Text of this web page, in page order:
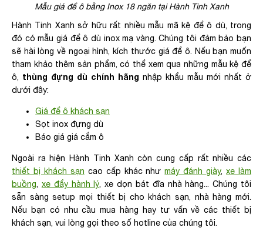
Mẫu giá để ô bằng Inox 18 ngăn tại Hành Tinh Xanh
Hành Tinh Xanh sở hữu rất nhiều mẫu mã kệ để ô dù, trong
đó có mẫu giá để ô dù inox mạ vàng. Chúng tôi đảm bảo bạn
sẽ hài lòng về ngoại hình, kích thước giá để ô. Nếu bạn muốn
tham khảo thêm sản phẩm, có thể xem qua những mẫu kệ để
ô, thùng đựng dù chính hãng nhập khẩu mẫu mới nhất ở
dưới đây:
Giá để ô khách sạn
Sọt inox đựng dù
Báo giá giá cắm ô
Ngoài ra hiện Hành Tinh Xanh còn cung cấp rất nhiều các
thiết bị khách sạn cao cấp khác nhưmáy đánh giày,xe làm
buồng, xe đẩy hành lý, xe dọn bát đĩa nhà hàng... Chúng tôi
sẵn sàng setup mọi thiết bị cho khách sạn, nhà hàng mới.
Nếu bạn có nhu cầu mua hàng hay tư vấn về các thiết bị
khách sạn, vui lòng gọi theo số hotline của chúng tôi.